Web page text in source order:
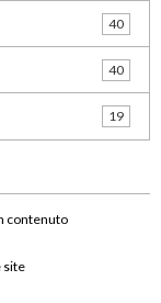
40
40
19
contenuto
site